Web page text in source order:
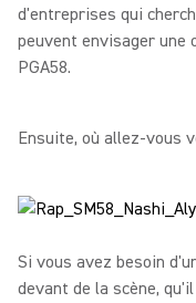
d'entreprises qui
peuvent envisager une
PGA58.
Ensuite, où allez-vous
Si vous avez besoin
devant de la scène,